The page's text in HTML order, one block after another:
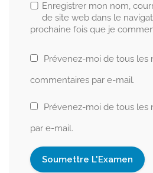
Enregistrer mon nom,
de site web dans le
prochaine fois que je
Prévenez-moi de tous les
commentaires par e-mail.
Prévenez-moi de tous les
par e-mail.